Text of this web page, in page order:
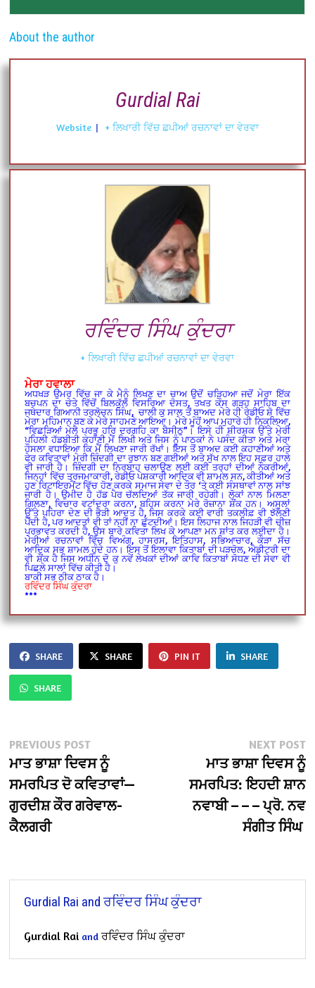
About the author
Gurdial Rai
Website | + ਲਿਖਾਰੀ ਵਿੱਚ ਛਪੀਆਂ ਰਚਨਾਵਾਂ ਦਾ ਵੇਰਵਾ
ਰਵਿੰਦਰ ਸਿੰਘ ਕੁੰਦਰਾ
+ ਲਿਖਾਰੀ ਵਿੱਚ ਛਪੀਆਂ ਰਚਨਾਵਾਂ ਦਾ ਵੇਰਵਾ
ਮੇਰਾ ਹਵਾਲਾ
ਅਧਖੜ ਉਮਰ ਵਿੱਚ ਜਾ ਕੇ ਮੈਨੂੰ ਲਿਖਣ ਦਾ ਚਾਅ ਉਦੋਂ ਚੜ੍ਹਿਆ ਜਦੋਂ ਮੇਰਾ ਇੱਕ
ਬਚਪਨ ਦਾ ਚੇਤੇ ਵਿੱਚੋਂ ਬਿਲਕੁੱਲ ਵਿਸਰਿਆ ਦੋਸਤ, ਤਖਤ ਕੇਸ ਗੜ੍ਹ ਸਾਹਿਬ ਦਾ
ਜਥੇਦਾਰ ਗਿਆਨੀ ਤਰਲੋਚਨ ਸਿੰਘ, ਚਾਲੀ ਕੁ ਸਾਲ ਤੋਂ ਬਾਅਦ ਮੇਰੇ ਹੀ ਰੇਡੀਓ ਸ਼ੋ ਵਿੱਚ
ਮੇਰਾ ਮਹਿਮਾਨ ਬਣ ਕੇ ਮੇਰੇ ਸਾਹਮਣੇ ਆਇਆ। ਮੇਰੇ ਮੂੰਹੋਂ ਆਪ ਮੁਹਾਰੇ ਹੀ ਨਿਕਲਿਆ,
“ਵਿਛੜਿਆਂ ਮੇਲੈ ਪ੍ਰਭੂ ਹਰਿ ਦਰਗਹਿ ਕਾ ਬੈਸੀਠੁ”। ਇਸੇ ਹੀ ਸ਼ੀਰਸ਼ਕ ਉੱਤੇ ਮੇਰੀ
ਪਹਿਲੀ ਹੱਡਬੀਤੀ ਕਹਾਣੀ ਮੈਂ ਲਿਖੀ ਅਤੇ ਜਿਸ ਨੂੰ ਪਾਠਕਾਂ ਨੇ ਪਸੰਦ ਕੀਤਾ ਅਤੇ ਮੇਰਾ
ਹੌਸਲਾ ਵਧਾਇਆ ਕਿ ਮੈਂ ਲਿਖਣਾ ਜਾਰੀ ਰੱਖਾਂ। ਇਸ ਤੋਂ ਬਾਅਦ ਕਈ ਕਹਾਣੀਆਂ ਅਤੇ
ਫੇਰ ਕਵਿਤਾਵਾਂ ਮੇਰੀ ਜ਼ਿੰਦਗੀ ਦਾ ਰੁਝਾਨ ਬਣ ਗਈਆਂ ਅਤੇ ਸੁੱਖ ਨਾਲ ਇਹ ਸਫ਼ਰ ਹਾਲੇ
ਵੀ ਜਾਰੀ ਹੈ। ਜ਼ਿੰਦਗੀ ਦਾ ਨਿਰਬਾਹ ਚਲਾਉਣ ਲਈ ਕਈ ਤਰ੍ਹਾਂ ਦੀਆਂ ਨੌਕਰੀਆਂ,
ਜਿਨ੍ਹਾਂ ਵਿੱਚ ਤਰਜਮਾਕਾਰੀ, ਰੇਡੀਓ ਪੇਸ਼ਕਾਰੀ ਆਦਿਕ ਵੀ ਸ਼ਾਮਲ ਸਨ, ਕੀਤੀਆਂ ਅਤੇ
ਹੁਣ ਰਿਟਾਇਰਮੈਂਟ ਵਿੱਚ ਹੋਣ ਕਰਕੇ ਸਮਾਜ ਸੇਵਾ ਦੇ ਤੌਰ ‘ਤੇ ਕਈ ਸੰਸਥਾਵਾਂ ਨਾਲ ਸਾਂਝ
ਜਾਰੀ ਹੈ। ਉਮੀਦ ਹੈ ਹੱਡ ਪੈਰ ਚੱਲਦਿਆਂ ਤੱਕ ਜਾਰੀ ਰਹੇਗੀ। ਲੋਕਾਂ ਨਾਲ ਮਿਲਣਾ
ਗਿਲਣਾ, ਵਿਚਾਰ ਵਟਾਂਦਰਾ ਕਰਨਾ, ਬਹਿਸ ਕਰਨਾ ਮੇਰੇ ਰੋਜ਼ਾਨਾ ਸ਼ੌਂਕ ਹਨ। ਅਸੂਲਾਂ
ਉੱਤੇ ਪਹਿਰਾ ਦੇਣ ਦੀ ਭੈੜੀ ਆਦਤ ਹੈ, ਜਿਸ ਕਰਕੇ ਕਈ ਵਾਰੀ ਤਕਲੀਫ਼ ਵੀ ਝੱਲਣੀ
ਪੈਂਦੀ ਹੈ, ਪਰ ਆਦਤਾਂ ਵੀ ਤਾਂ ਨਹੀਂ ਨਾ ਛੁੱਟਦੀਆਂ। ਇਸ ਲਿਹਾਜ ਨਾਲ ਜਿਹੜੀ ਵੀ ਚੀਜ਼
ਪ੍ਰਭਾਵਤ ਕਰਦੀ ਹੈ, ਉਸ ਬਾਰੇ ਕਵਿਤਾ ਲਿਖ ਕੇ ਆਪਣਾ ਮਨ ਸ਼ਾਂਤ ਕਰ ਲਈਦਾ ਹੈ।
ਮੇਰੀਆਂ ਰਚਨਾਵਾਂ ਵਿੱਚ ਵਿਅੰਗ, ਹਾਸਰਸ, ਇਤਿਹਾਸ, ਸਭਿਆਚਾਰ, ਕੌੜਾ ਸੱਚ
ਆਦਿਕ ਸਭ ਸ਼ਾਮਲ ਹੁੰਦੇ ਹਨ। ਇਸ ਤੋਂ ਇਲਾਵਾ ਕਿਤਾਬਾਂ ਦੀ ਪੜਚੋਲ, ਐਡੀਟਰੀ ਦਾ
ਵੀ ਸ਼ੌਂਕ ਹੈ ਜਿਸ ਅਧੀਨ ਦੋ ਕੁ ਨਵੇਂ ਲੇਖਕਾਂ ਦੀਆਂ ਕਾਵਿ ਕਿਤਾਬਾਂ ਸੋਧਣ ਦੀ ਸੇਵਾ ਵੀ
ਪਿਛਲੇ ਸਾਲਾਂ ਵਿੱਚ ਕੀਤੀ ਹੈ।
ਬਾਕੀ ਸਭ ਠੀਕ ਠਾਕ ਹੈ।
ਰਵਿੰਦਰ ਸਿੰਘ ਕੁੰਦਰਾ
***
SHARE SHARE PIN IT SHARE
SHARE
Post
navigation
PREVIOUS POSTPrevious
post:
ਮਾਤ ਭਾਸ਼ਾ ਦਿਵਸ ਨੂੰ
ਸਮਰਪਿਤ ਦੋ ਕਵਿਤਾਵਾਂ—
ਗੁਰਦੀਸ਼ ਕੌਰ ਗਰੇਵਾਲ-
ਕੈਲਗਰੀ
NEXT POST
ਮਾਤ ਭਾਸ਼ਾ ਦਿਵਸ ਨੂੰ
ਸਮਰਪਿਤ: ਇਹਦੀ ਸ਼ਾਨ
ਨਵਾਬੀ – – – ਪ੍ਰੋ. ਨਵ
ਸੰਗੀਤ ਸਿੰਘ
Gurdial Rai and ਰਵਿੰਦਰ ਸਿੰਘ ਕੁੰਦਰਾ
Gurdial Rai andਰਵਿੰਦਰ ਸਿੰਘ ਕੁੰਦਰਾ